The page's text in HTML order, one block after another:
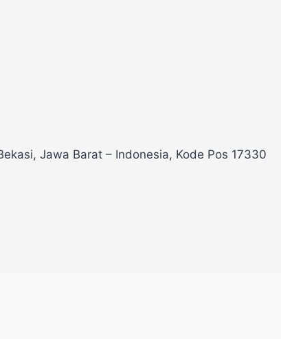
Jawa Barat – Indonesia, Kode Pos 17330